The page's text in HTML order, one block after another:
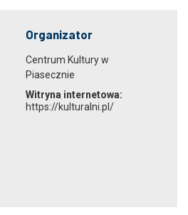
Organizator
Centrum Kultury w
Piasecznie
Witryna internetowa:
https://kulturalni.pl/